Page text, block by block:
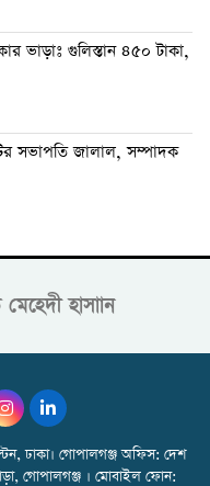
ভাড়াঃ গুলিস্তান ৪৫০ টাকা,
সভাপতি জালাল, সম্পাদক
হাসাান
ঢাকা। গোপালগঞ্জ অফিস: দেশ
গোপালগঞ্জ । মোবাইল ফোন: